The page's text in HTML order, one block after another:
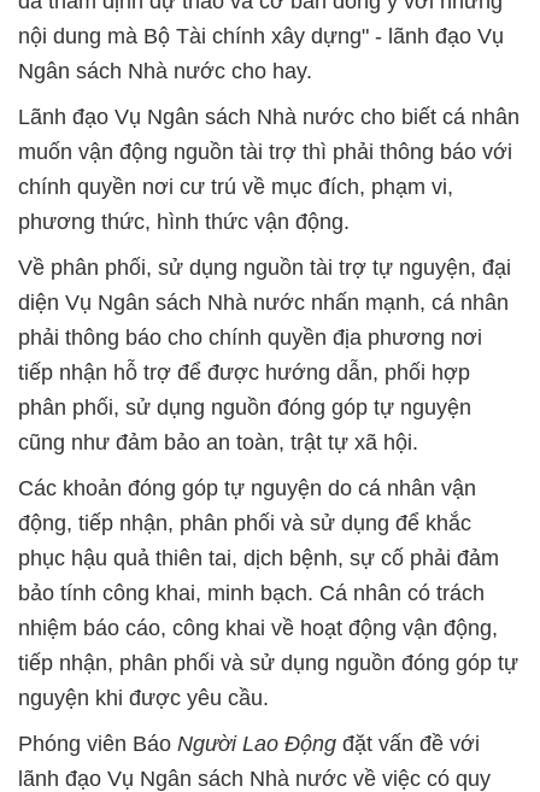
nội dung mà Bộ Tài chính xây dựng" - lãnh đạo Vụ
Ngân sách Nhà nước cho hay.
Lãnh đạo Vụ Ngân sách Nhà nước cho biết cá nhân
muốn vận động nguồn tài trợ thì phải thông báo với
chính quyền nơi cư trú về mục đích, phạm vi,
phương thức, hình thức vận động.
Về phân phối, sử dụng nguồn tài trợ tự nguyện, đại
diện Vụ Ngân sách Nhà nước nhấn mạnh, cá nhân
phải thông báo cho chính quyền địa phương nơi
tiếp nhận hỗ trợ để được hướng dẫn, phối hợp
phân phối, sử dụng nguồn đóng góp tự nguyện
cũng như đảm bảo an toàn, trật tự xã hội.
Các khoản đóng góp tự nguyện do cá nhân vận
động, tiếp nhận, phân phối và sử dụng để khắc
phục hậu quả thiên tai, dịch bệnh, sự cố phải đảm
bảo tính công khai, minh bạch. Cá nhân có trách
nhiệm báo cáo, công khai về hoạt động vận động,
tiếp nhận, phân phối và sử dụng nguồn đóng góp tự
nguyện khi được yêu cầu.
Phóng viên Báo Người Lao Động đặt vấn đề với
lãnh đạo Vụ Ngân sách Nhà nước về việc có quy